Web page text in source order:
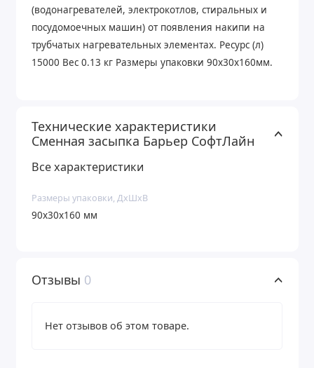
(водонагревателей, электрокотлов, стиральных и
посудомоечных машин) от появления накипи на
трубчатых нагревательных элементах. Ресурс (л)
15000 Вес 0.13 кг Размеры упаковки 90x30x160мм.
Технические характеристики
Сменная засыпка Барьер СофтЛайн
Все характеристики
Размеры упаковки, ДхШхВ
90x30x160 мм
Отзывы 0
Нет отзывов об этом товаре.